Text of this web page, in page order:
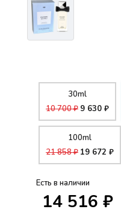
30ml
10 700 ₽ 9 630 ₽
100ml
21 858 ₽ 19 672 ₽
Есть в наличии
14 516 ₽